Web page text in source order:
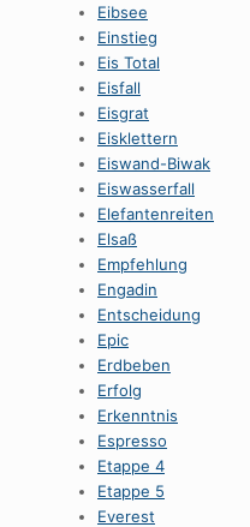
Eibsee
Einstieg
Eis Total
Eisfall
Eisgrat
Eisklettern
Eiswand-Biwak
Eiswasserfall
Elefantenreiten
Elsaß
Empfehlung
Engadin
Entscheidung
Epic
Erdbeben
Erfolg
Erkenntnis
Espresso
Etappe 4
Etappe 5
Everest